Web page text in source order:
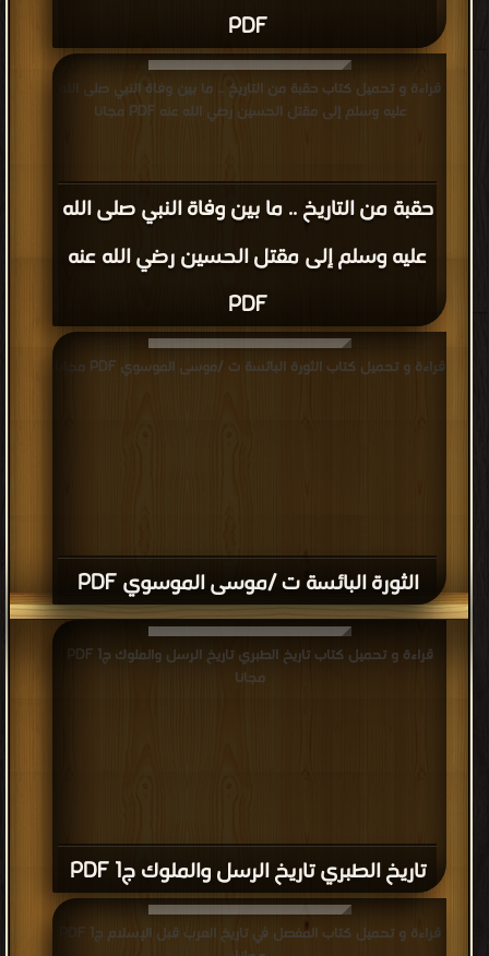
PDF
حقبة من التاريخ .. ما بين وفاة النبي صلى الله
عليه وسلم إلى مقتل الحسين رضي الله عنه
PDF
قراءة و تحميل كتاب حقبة من التاريخ .. ما بين وفاة النبي صلى الله
عليه وسلم إلى مقتل الحسين رضي الله عنه PDF مجانا
الثورة البائسة ت /موسى الموسوي PDF
قراءة و تحميل كتاب الثورة البائسة ت /موسى الموسوي PDF مجانا
تاريخ الطبري تاريخ الرسل والملوك ج1 PDF
قراءة و تحميل كتاب تاريخ الطبري تاريخ الرسل والملوك ج1 PDF
مجانا
قراءة و تحميل كتاب المفصل في تاريخ العرب قبل الإسلام ج1 PDF